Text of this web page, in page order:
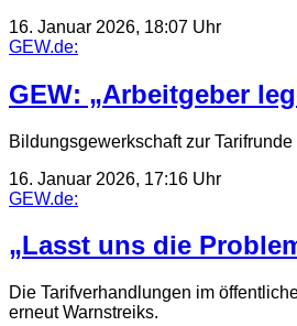
16. Januar 2026, 18:07 Uhr
GEW.de:
GEW: „Arbeitgeber
Bildungsgewerkschaft zur
16. Januar 2026, 17:16 Uhr
GEW.de:
„Lasst uns die
Die Tarifverhandlungen im
erneut Warnstreiks.